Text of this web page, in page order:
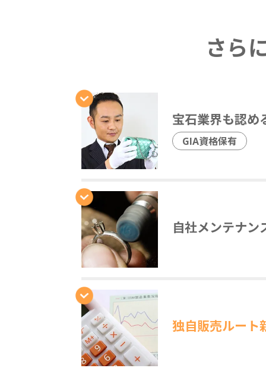
さら
宝石業界も認め
GIA資格保有
自社メンテナン
独自販売ルート